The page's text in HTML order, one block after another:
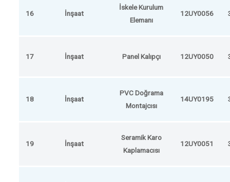
16 İnşaat
İskele Kurulum
Elemanı
12UY0056
17 İnşaat Panel Kalıpçı 12UY0050
18 İnşaat
PVC Doğrama
Montajcısı
14UY0195
19 İnşaat
Seramik Karo
Kaplamacısı
12UY0051